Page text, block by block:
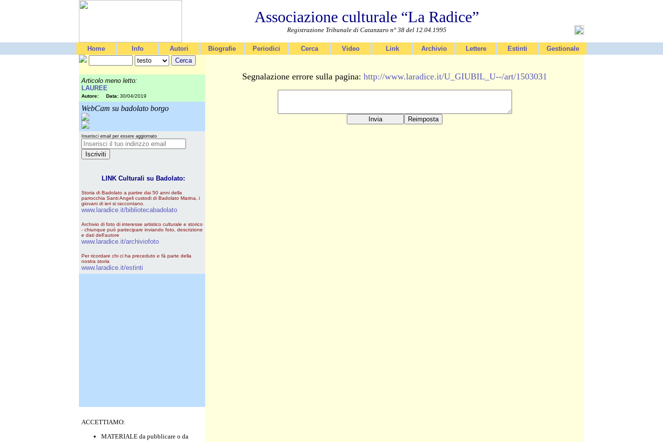
Associazione culturale “La Radice”
Registrazione Tribunale di Catanzaro n° 38 del 12.04.1995
Home Info Autori Biografie Periodici Cerca Video Link Archivio Lettere Estinti Gestionale
Articolo meno letto:
LAUREE
Autore: Data: 30/04/2019
WebCam su badolato borgo
Inserisci email per essere aggiornato
LINK Culturali su Badolato:
Storia di Badolato a partire dai 50 anni della
parrocchia Santi Angeli custodi di Badolato Marina, i
giovani di ieri si raccontano.
www.laradice.it/bibliotecabadolato
Archivio di foto di interesse artistico culturale e storico
- chiunque può partecipare inviando foto, descrizione
e dati dell'autore
www.laradice.it/archiviofoto
Per ricordare chi ci ha preceduto e fà parte della
nostra storia
www.laradice.it/estinti
ACCETTIAMO:
MATERIALE da pubblicare o da
Segnalazione errore sulla pagina: http://www.laradice.it/U_GIUBIL_U--/art/1503031